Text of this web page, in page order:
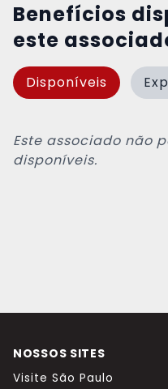
Benefícios
este
Disponíveis
Este associado não
disponíveis.
NOSSOS SITES
Visite São Paulo